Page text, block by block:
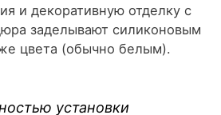
и декоративную отделку с
заделывают силиконовым
цвета (обычно белым).
установки